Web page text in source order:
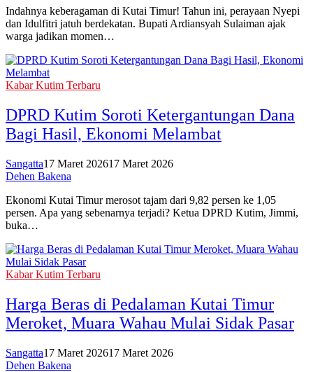
Indahnya keberagaman di Kutai Timur! Tahun ini, perayaan Nyepi
dan Idulfitri jatuh berdekatan. Bupati Ardiansyah Sulaiman ajak
warga jadikan momen…
Kabar Kutim Terbaru
DPRD Kutim Soroti Ketergantungan Dana
Bagi Hasil, Ekonomi Melambat
Sangatta17 Maret 202617 Maret 2026
Dehen Bakena
Ekonomi Kutai Timur merosot tajam dari 9,82 persen ke 1,05
persen. Apa yang sebenarnya terjadi? Ketua DPRD Kutim, Jimmi,
buka…
Kabar Kutim Terbaru
Harga Beras di Pedalaman Kutai Timur
Meroket, Muara Wahau Mulai Sidak Pasar
Sangatta17 Maret 202617 Maret 2026
Dehen Bakena